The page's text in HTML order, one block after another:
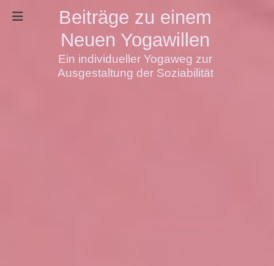
Beiträge zu einem
Neuen Yogawillen
Ein individueller Yogaweg zur
Ausgestaltung der Soziabilität